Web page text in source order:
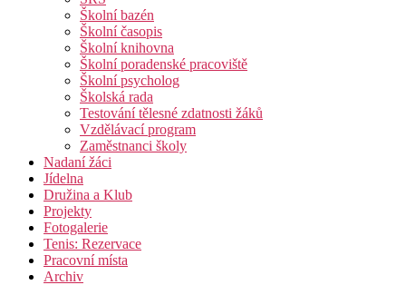
Školní bazén
Školní časopis
Školní knihovna
Školní poradenské pracoviště
Školní psycholog
Školská rada
Testování tělesné zdatnosti žáků
Vzdělávací program
Zaměstnanci školy
Nadaní žáci
Jídelna
Družina a Klub
Projekty
Fotogalerie
Tenis: Rezervace
Pracovní místa
Archiv